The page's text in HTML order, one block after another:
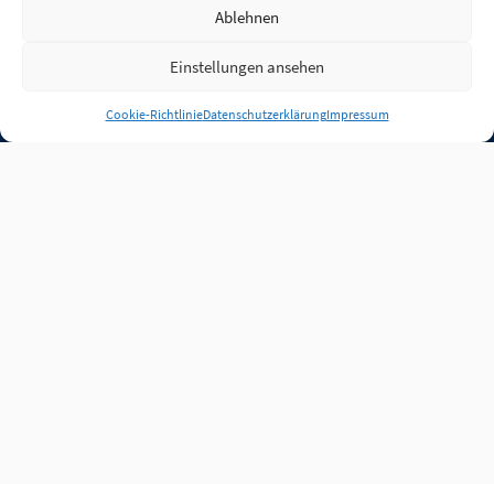
Ablehnen
Einstellungen ansehen
Cookie-RichtlinieDatenschutzerklärungImpressum
Anmelden
Jobs Partner FAQ Quellen